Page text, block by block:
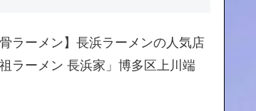
骨ラーメン】長浜ラーメンの人気店
祖ラーメン 長浜家」博多区上川端